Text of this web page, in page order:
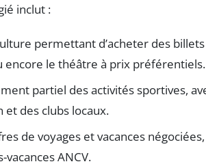
inclut :
permettant d’acheter des
encore le théâtre à prix préférentiels.
partiel des activités sportives,
et des clubs locaux.
de voyages et vacances
vacances ANCV.